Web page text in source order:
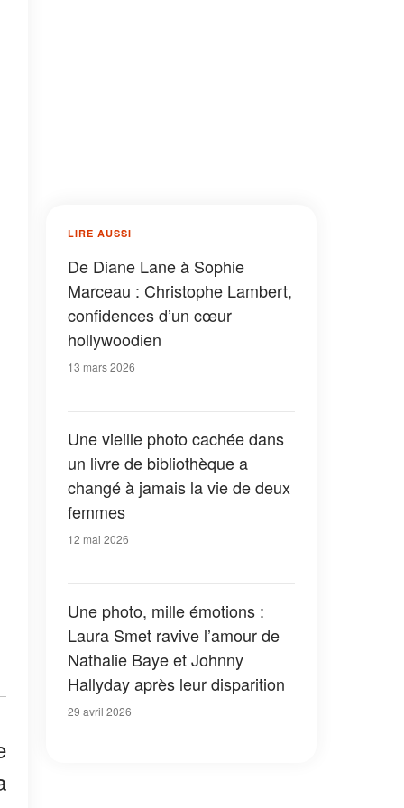
LIRE AUSSI
De Diane Lane à Sophie
Marceau : Christophe Lambert,
confidences d’un cœur
hollywoodien
13 mars 2026
Une vieille photo cachée dans
un livre de bibliothèque a
changé à jamais la vie de deux
femmes
12 mai 2026
Une photo, mille émotions :
Laura Smet ravive l’amour de
Nathalie Baye et Johnny
Hallyday après leur disparition
29 avril 2026